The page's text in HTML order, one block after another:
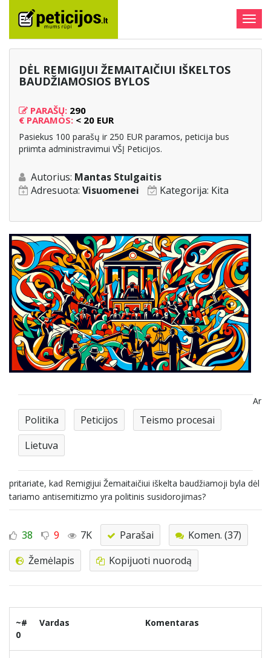
DĖL REMIGIJUI ŽEMAITAIČIUI IŠKELTOS
BAUDŽIAMOSIOS BYLOS
PARAŠŲ: 290
€ PARAMOS: < 20 EUR
Pasiekus 100 parašų ir 250 EUR paramos, peticija bus
priimta administravimui VŠĮ Peticijos.
Autorius: Mantas Stulgaitis
Adresuota: Visuomenei Kategorija: Kita
Politika Peticijos
Teismo procesai
Lietuva
Ar
pritariate, kad Remigijui Žemaitaičiui iškelta baudžiamoji byla dėl
tariamo antisemitizmo yra politinis susidorojimas?
38 9 7K Parašai
Komen. (37)
Žemėlapis
Kopijuoti nuorodą
~#
0
Vardas Komentaras